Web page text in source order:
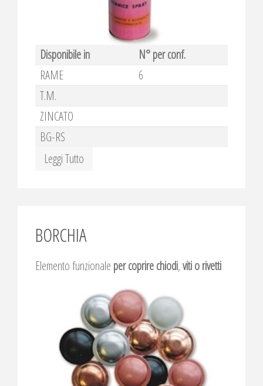
Disponibile in
N° per conf.
RAME
6
T.M.
ZINCATO
BG-RS
Leggi Tutto
BORCHIA
Elemento funzionale per coprire chiodi,viti o rivetti